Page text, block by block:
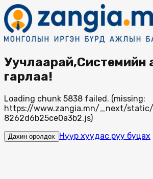
Уучлаарай,Системийн
гарлаа!
Loading chunk 5838 failed. (missing:
https://www.zangia.mn/_next/
8262d6b25ce0a3b2.js)
Дахин оролдох Нүүр хуудас руу буцах